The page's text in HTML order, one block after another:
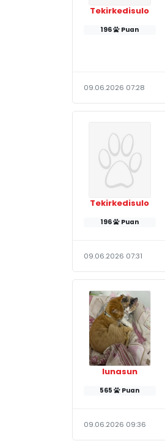
Tekirkedisulo
196 Puan
09.06.2026 07:28
Tekirkedisulo
196 Puan
09.06.2026 07:31
lunasun
565 Puan
09.06.2026 09:36